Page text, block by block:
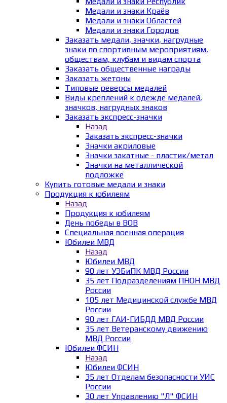
Медали и знаки Краёв
Медали и знаки Областей
Медали и знаки Городов
Заказать медали, значки, нагрудные
знаки по спортивным мероприятиям,
обществам, клубам и видам спорта
Заказать общественные награды
Заказать жетоны
Типовые реверсы медалей
Виды креплений к одежде медалей,
значков, нагрудных знаков
Заказать экспресс-значки
Назад
Заказать экспресс-значки
Значки акриловые
Значки закатные - пластик/метал
Значки на металлической
подложке
Купить готовые медали и знаки
Продукция к юбилеям
Назад
Продукция к юбилеям
День победы в ВОВ
Специальная военная операция
Юбилеи МВД
Назад
Юбилеи МВД
90 лет УЭБиПК МВД России
35 лет Подразделениям ПНОН МВД
России
105 лет Медицинской службе МВД
России
90 лет ГАИ-ГИБДД МВД России
35 лет Ветеранскому движению
МВД России
Юбилеи ФСИН
Назад
Юбилеи ФСИН
35 лет Отделам безопасности УИС
России
30 лет Управлению "Л" ФСИН